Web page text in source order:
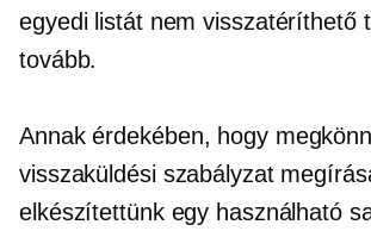
egyedi listát nem visszatéríthető
tovább.
Annak érdekében, hogy
visszaküldési szabályzat
elkészítettünk egy használható